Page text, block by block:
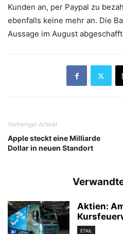
Kunden an, per Paypal zu
ebenfalls keine mehr an. Die
Aussage im August
Vorheriger Artikel
Apple steckt eine Milliarde
Dollar in neuen Standort
Aktien:
ETAIL